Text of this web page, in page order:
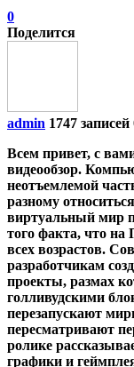
0
Поделится
admin 1747 записей
Всем привет, с
видеообзор.
неотъемлемой
разному
виртуальный мир
того факта, что
всех возрастов.
разработчикам
проекты, размах
голливудскими
перезапускают
пересматривают
ролике
графики и